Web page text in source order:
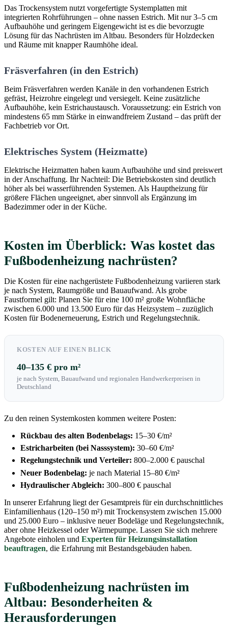
Das Trockensystem nutzt vorgefertigte Systemplatten mit
integrierten Rohrführungen – ohne nassen Estrich. Mit nur 3–5 cm
Aufbauhöhe und geringem Eigengewicht ist es die bevorzugte
Lösung für das Nachrüsten im Altbau. Besonders für Holzdecken
und Räume mit knapper Raumhöhe ideal.
Fräsverfahren (in den Estrich)
Beim Fräsverfahren werden Kanäle in den vorhandenen Estrich
gefräst, Heizrohre eingelegt und versiegelt. Keine zusätzliche
Aufbauhöhe, kein Estrichaustausch. Voraussetzung: ein Estrich von
mindestens 65 mm Stärke in einwandfreiem Zustand – das prüft der
Fachbetrieb vor Ort.
Elektrisches System (Heizmatte)
Elektrische Heizmatten haben kaum Aufbauhöhe und sind preiswert
in der Anschaffung. Ihr Nachteil: Die Betriebskosten sind deutlich
höher als bei wasserführenden Systemen. Als Hauptheizung für
größere Flächen ungeeignet, aber sinnvoll als Ergänzung im
Badezimmer oder in der Küche.
Kosten im Überblick: Was kostet das
Fußbodenheizung nachrüsten?
Die Kosten für eine nachgerüstete Fußbodenheizung variieren stark
je nach System, Raumgröße und Bauaufwand. Als grobe
Faustformel gilt: Planen Sie für eine 100 m² große Wohnfläche
zwischen 6.000 und 13.500 Euro für das Heizsystem – zuzüglich
Kosten für Bodenerneuerung, Estrich und Regelungstechnik.
KOSTEN AUF EINEN BLICK
40–135 € pro m²
je nach System, Bauaufwand und regionalen Handwerkerpreisen in
Deutschland
Zu den reinen Systemkosten kommen weitere Posten:
Rückbau des alten Bodenbelags: 15–30 €/m²
Estricharbeiten (bei Nasssystem): 30–60 €/m²
Regelungstechnik und Verteiler: 800–2.000 € pauschal
Neuer Bodenbelag: je nach Material 15–80 €/m²
Hydraulischer Abgleich: 300–800 € pauschal
In unserer Erfahrung liegt der Gesamtpreis für ein durchschnittliches
Einfamilienhaus (120–150 m²) mit Trockensystem zwischen 15.000
und 25.000 Euro – inklusive neuer Bodeläge und Regelungstechnik,
aber ohne Heizkessel oder Wärmepumpe. Lassen Sie sich mehrere
Angebote einholen und Experten für Heizungsinstallation
beauftragen, die Erfahrung mit Bestandsgebäuden haben.
Fußbodenheizung nachrüsten im
Altbau: Besonderheiten &
Herausforderungen